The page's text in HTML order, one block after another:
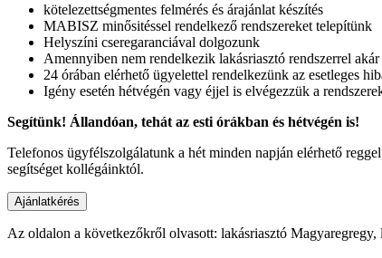
kötelezettségmentes felmérés és árajánlat készítés
MABISZ minősitéssel rendelkező rendszereket telepítünk
Helyszíni cseregaranciával dolgozunk
Amennyiben nem rendelkezik lakásriasztó rendszerrel
24 órában elérhető ügyelettel rendelkezünk az esetleges
Igény esetén hétvégén vagy éjjel is elvégezzük a
Segítünk! Állandóan, tehát az esti órákban és hétvégén is!
Telefonos ügyfélszolgálatunk a hét minden napján elérhető
segítséget kollégáinktól.
Az oldalon a következőkről olvasott: lakásriasztó